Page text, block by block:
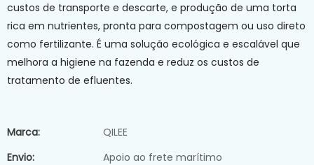
custos de transporte e descarte, e produção de uma torta
rica em nutrientes, pronta para compostagem ou uso direto
como fertilizante. É uma solução ecológica e escalável que
melhora a higiene na fazenda e reduz os custos de
tratamento de efluentes.
Marca:
QILEE
Envio:
Apoio ao frete marítimo